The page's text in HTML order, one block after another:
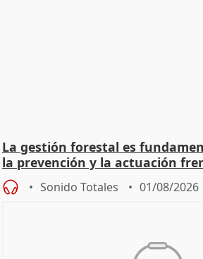
La gestión forestal es
la prevención y la actuación
Sonido Totales 01/08/2026